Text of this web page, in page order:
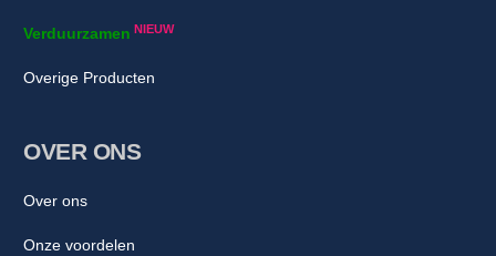
Verduurzamen NIEUW
Overige Producten
OVER ONS
Over ons
Onze voordelen